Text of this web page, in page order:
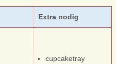
Extra nodig
cupcaketray